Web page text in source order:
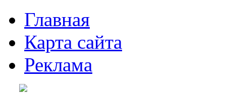
Главная
Карта сайта
Реклама